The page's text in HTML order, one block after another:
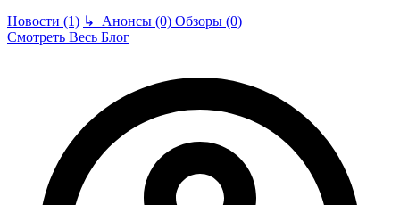
Новости (1) ↳ Анонсы (0) Обзоры (0)
Смотреть Весь Блог